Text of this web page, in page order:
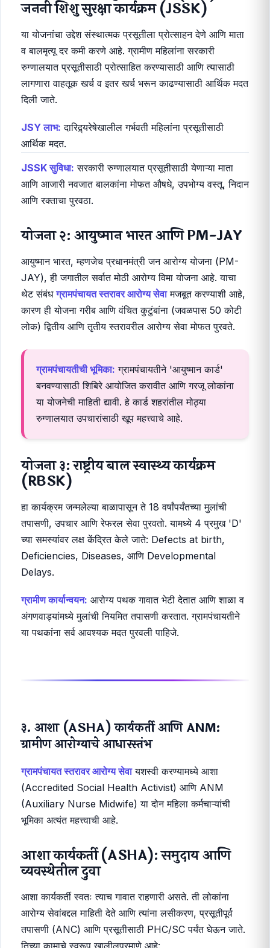
राष्ट्रीय आरोग्य मिशन (NHM), विशेषतः त्याचे ग्रामीण घटक
(NRHM) अंतर्गत, अनेक योजना
ग्रामपंचायत स्तरावर आरोग्य
बळकट करण्यासाठी निधी आणि संसाधने पुरवतात.
योजना १: जननी सुरक्षा योजना (JSY) आणि
जननी शिशु सुरक्षा कार्यक्रम (JSSK)
या योजनांचा उद्देश संस्थात्मक प्रसूतीला प्रोत्साहन देणे आणि माता
व बालमृत्यू दर कमी करणे आहे. ग्रामीण महिलांना सरकारी
रुग्णालयात प्रसूतीसाठी प्रोत्साहित करण्यासाठी आणि त्यासाठी
लागणारा वाहतूक खर्च व इतर खर्च भरून काढण्यासाठी आर्थिक मदत
दिली जाते.
आर्थिक मदत.
सरकारी रुग्णालयात प्रसूतीसाठी येणाऱ्या माता
आणि आजारी नवजात बालकांना मोफत औषधे, उपभोग्य वस्तू, निदान
आणि रक्ताचा पुरवठा.
योजना २: आयुष्मान भारत आणि PM-JAY
आयुष्मान भारत, म्हणजेच प्रधानमंत्री जन आरोग्य योजना (PM-
JAY), ही जगातील सर्वात मोठी आरोग्य विमा योजना आहे. याचा
थेट संबंधग्रामपंचायत स्तरावर आरोग्य सेवा मजबूत करण्याशी आहे,
कारण ही योजना गरीब आणि वंचित कुटुंबांना (जवळपास 50 कोटी
लोक) द्वितीय आणि तृतीय स्तरावरील आरोग्य सेवा मोफत पुरवते.
ग्रामपंचायतीची भूमिका:
ग्रामपंचायतीने 'आयुष्मान कार्ड'
बनवण्यासाठी शिबिरे आयोजित करावीत आणि गरजू लोकांना
या योजनेची माहिती द्यावी. हे कार्ड शहरांतील मोठ्या
रुग्णालयात उपचारांसाठी खूप महत्त्वाचे आहे.
योजना ३: राष्ट्रीय बाल स्वास्थ्य कार्यक्रम
(RBSK)
हा कार्यक्रम जन्मलेल्या बाळापासून ते 18 वर्षांपर्यंतच्या मुलांची
तपासणी, उपचार आणि रेफरल सेवा पुरवतो. यामध्ये 4 प्रमुख 'D'
च्या समस्यांवर लक्ष केंद्रित केले जाते: Defects at birth,
Deficiencies, Diseases, आणि Developmental
या पथकांना सर्व आवश्यक मदत पुरवली पाहिजे.
३. आशा (ASHA) कार्यकर्ती आणि ANM:
ग्रामीण आरोग्याचे आधारस्तंभ
ग्रामपंचायत स्तरावर आरोग्य सेवायशस्वी करण्यामध्ये आशा
(Accredited Social Health Activist) आणि ANM
(Auxiliary Nurse Midwife) या दोन महिला कर्मचाऱ्यांची
भूमिका अत्यंत महत्त्वाची आहे.
आशा कार्यकर्ती (ASHA): समुदाय आणि